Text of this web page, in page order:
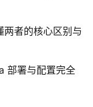
者的核心区别与
部署与配置完全